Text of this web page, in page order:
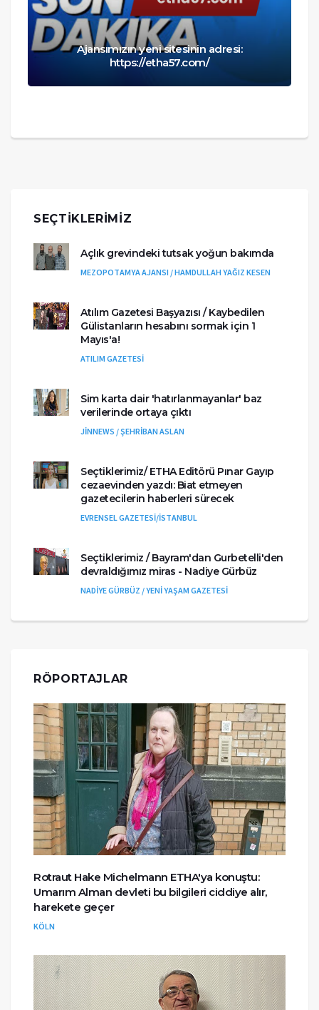
Ajansımızın yeni sitesinin adresi:
https://etha57.com/
SEÇTIKLERIMIZ
Açlık grevindeki tutsak yoğun bakımda
MEZOPOTAMYA AJANSI / HAMDULLAH YAĞIZ KESEN
Atılım Gazetesi Başyazısı / Kaybedilen
Gülistanların hesabını sormak için 1
Mayıs'a!
ATILIM GAZETESİ
Sim karta dair 'hatırlanmayanlar' baz
verilerinde ortaya çıktı
JİNNEWS / ŞEHRİBAN ASLAN
Seçtiklerimiz/ ETHA Editörü Pınar Gayıp
cezaevinden yazdı: Biat etmeyen
gazetecilerin haberleri sürecek
EVRENSEL GAZETESİ/İSTANBUL
Seçtiklerimiz / Bayram'dan Gurbetelli'den
devraldığımız miras - Nadiye Gürbüz
NADİYE GÜRBÜZ / YENİ YAŞAM GAZETESİ
RÖPORTAJLAR
Rotraut Hake Michelmann ETHA'ya konuştu:
Umarım Alman devleti bu bilgileri ciddiye alır,
harekete geçer
KÖLN